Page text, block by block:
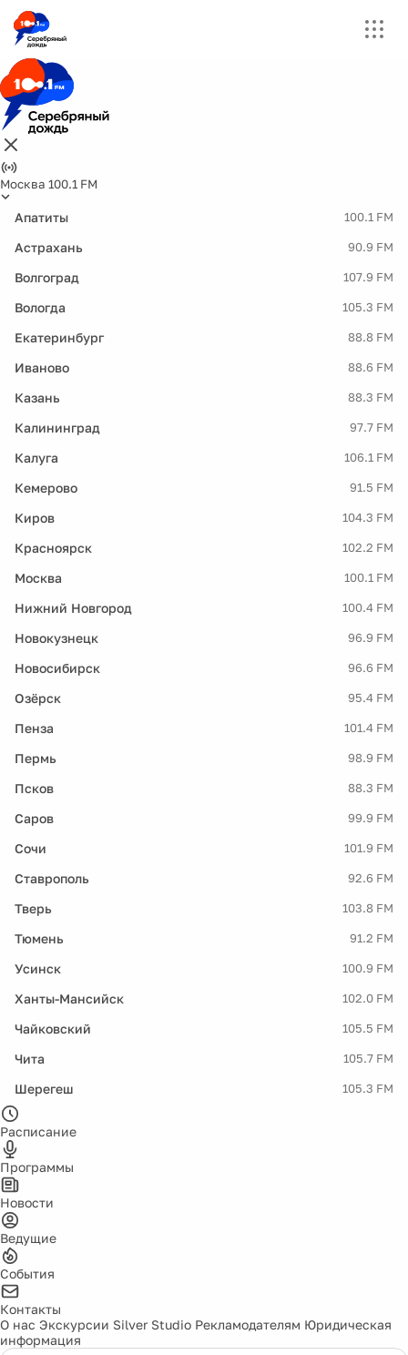
Москва 100.1 FM
Апатиты 100.1 FM
Астрахань 90.9 FM
Волгоград 107.9 FM
Вологда 105.3 FM
Екатеринбург 88.8 FM
Иваново 88.6 FM
Казань 88.3 FM
Калининград 97.7 FM
Калуга 106.1 FM
Кемерово 91.5 FM
Киров 104.3 FM
Красноярск 102.2 FM
Москва 100.1 FM
Нижний Новгород 100.4 FM
Новокузнецк 96.9 FM
Новосибирск 96.6 FM
Озёрск 95.4 FM
Пенза 101.4 FM
Пермь 98.9 FM
Псков 88.3 FM
Саров 99.9 FM
Сочи 101.9 FM
Ставрополь 92.6 FM
Тверь 103.8 FM
Тюмень 91.2 FM
Усинск 100.9 FM
Ханты-Мансийск 102.0 FM
Чайковский 105.5 FM
Чита 105.7 FM
Шерегеш 105.3 FM
Расписание
Программы
Новости
Ведущие
События
Контакты
О нас Экскурсии Silver Studio Рекламодателям Юридическая
информация